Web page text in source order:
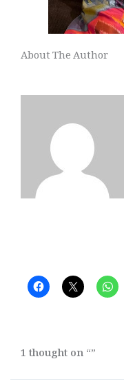
About The Author
1 thought on “”